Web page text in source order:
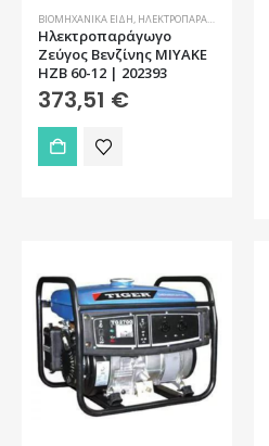
ΒΙΟΜΗΧΑΝΙΚΆ ΕΊΔΗ, ΗΛΕΚΤΡΟΠΑΡΆΓΩΓΑ ΖΕΎΓΗ
Ηλεκτροπαράγωγο
Ζεύγος Βενζίνης MIYAKE
HZB 60-12 | 202393
373,51 €